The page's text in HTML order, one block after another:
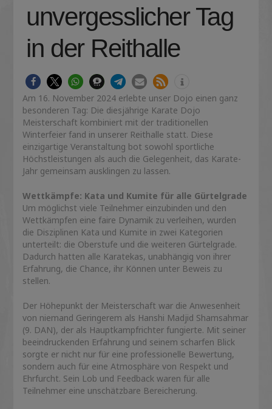
unvergesslicher Tag
in der Reithalle
Am 16. November 2024 erlebte unser Dojo einen ganz
besonderen Tag: Die diesjährige Karate Dojo
Meisterschaft kombiniert mit der traditionellen
Winterfeier fand in unserer Reithalle statt. Diese
einzigartige Veranstaltung bot sowohl sportliche
Höchstleistungen als auch die Gelegenheit, das Karate-
Jahr gemeinsam ausklingen zu lassen.
Wettkämpfe: Kata und Kumite für alle Gürtelgrade
Um möglichst viele Teilnehmer einzubinden und den
Wettkämpfen eine faire Dynamik zu verleihen, wurden
die Disziplinen Kata und Kumite in zwei Kategorien
unterteilt: die Oberstufe und die weiteren Gürtelgrade.
Dadurch hatten alle Karatekas, unabhängig von ihrer
Erfahrung, die Chance, ihr Können unter Beweis zu
stellen.
Der Höhepunkt der Meisterschaft war die Anwesenheit
von niemand Geringerem als Hanshi Madjid Shamsahmar
(9. DAN), der als Hauptkampfrichter fungierte. Mit seiner
beeindruckenden Erfahrung und seinem scharfen Blick
sorgte er nicht nur für eine professionelle Bewertung,
sondern auch für eine Atmosphäre von Respekt und
Ehrfurcht. Sein Lob und Feedback waren für alle
Teilnehmer eine unschätzbare Bereicherung.